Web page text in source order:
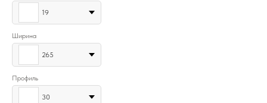
19
Ширина
265
Профиль
30